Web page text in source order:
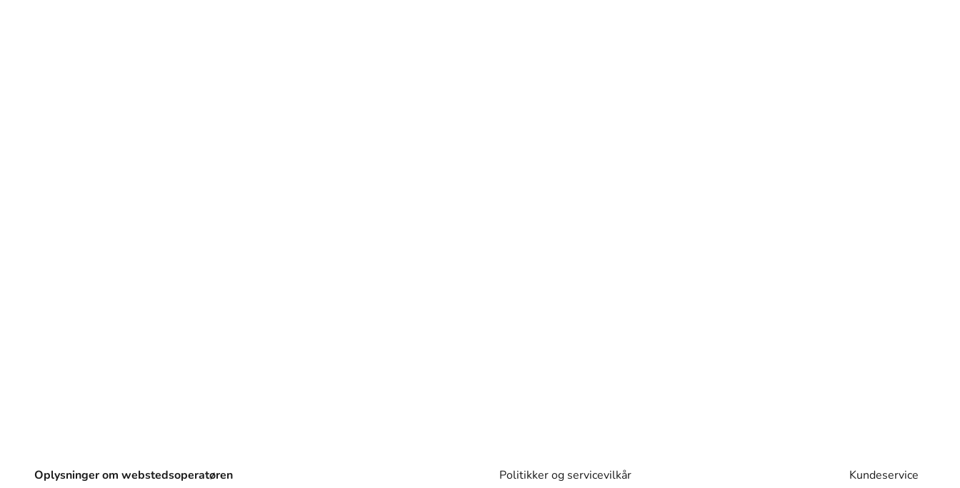
Oplysninger om webstedsoperatøren Politikker og servicevilkår Kundeservice